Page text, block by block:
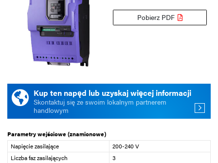
Pobierz PDF
Kup ten napęd lub uzyskaj więcej informacji
Skontaktuj się ze swoim lokalnym partnerem
handlowym
Parametry wejściowe (znamionowe)
Napięcie zasilające
200-240 V
Liczba faz zasilających
3